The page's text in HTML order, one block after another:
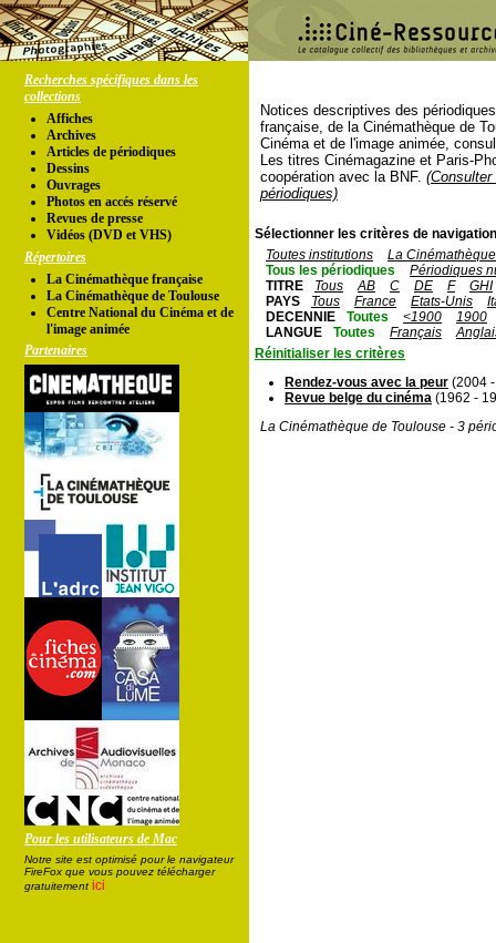
Recherches spécifiques dans les
collections
Affiches
Archives
Articles de périodiques
Dessins
Ouvrages
Photos en accés réservé
Revues de presse
Vidéos (DVD et VHS)
Répertoires
La Cinémathèque française
La Cinémathèque de Toulouse
Centre National du Cinéma et de
l'image animée
Partenaires
Pour les utilisateurs de Mac
Notre site est optimisé pour le navigateur
FireFox que vous pouvez télécharger
gratuitement ici
Notices descriptives des
française, de la Cinémathèque de
Cinéma et de l'image animée,
Les titres Cinémagazine et Paris-
coopération avec la BNF.
périodiques)
Sélectionner les critères de
Toutes institutions
La
Tous les périodiques
Périodiques
TITRE
Tous AB C DE F
GHI
PAYS
Tous France Etats-Unis
DECENNIE
Toutes <1900
1900
LANGUE
Toutes Français
Réinitialiser les critères
Rendez-vous avec la peur (2004
Revue belge du cinéma (1962 -
La Cinémathèque de Toulouse - 3